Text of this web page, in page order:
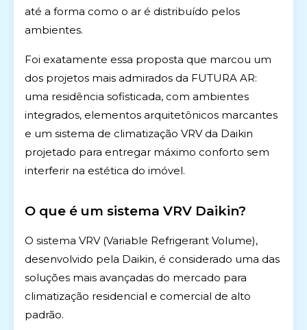
até a forma como o ar é distribuído pelos
ambientes.
Foi exatamente essa proposta que marcou um
dos projetos mais admirados da FUTURA AR:
uma residência sofisticada, com ambientes
integrados, elementos arquitetônicos marcantes
e um sistema de climatização VRV da Daikin
projetado para entregar máximo conforto sem
interferir na estética do imóvel.
O que é um sistema VRV Daikin?
O sistema VRV (Variable Refrigerant Volume),
desenvolvido pela Daikin, é considerado uma das
soluções mais avançadas do mercado para
climatização residencial e comercial de alto
padrão.